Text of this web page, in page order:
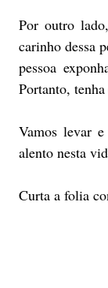
Por outro
carinho dessa
pessoa
Portanto, tenha
Vamos levar
alento nesta
Curta a folia